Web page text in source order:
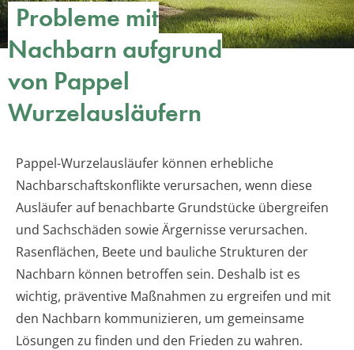
Probleme mit
Nachbarn aufgrund
von Pappel
Wurzelausläufern
Pappel-Wurzelausläufer können erhebliche
Nachbarschaftskonflikte verursachen, wenn diese
Ausläufer auf benachbarte Grundstücke übergreifen
und Sachschäden sowie Ärgernisse verursachen.
Rasenflächen, Beete und bauliche Strukturen der
Nachbarn können betroffen sein. Deshalb ist es
wichtig, präventive Maßnahmen zu ergreifen und mit
den Nachbarn kommunizieren, um gemeinsame
Lösungen zu finden und den Frieden zu wahren.